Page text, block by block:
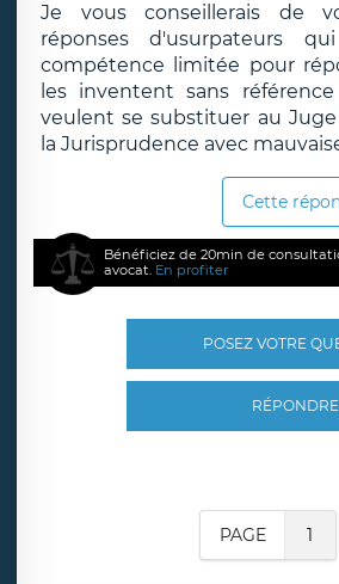
Je vous conseillerais de
réponses d'usurpateurs
compétence limitée pour
les inventent sans
veulent se substituer au
la Jurisprudence avec
Cette
Bénéficiez de 20min de
avocat. En profiter
POSEZ VOTRE
RÉPONDRE
PAGE 1